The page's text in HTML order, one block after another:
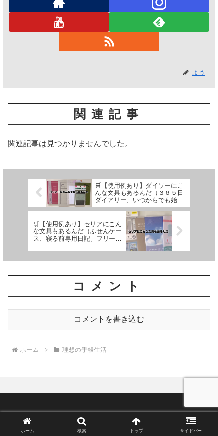
よう
関連記事
関連記事は見つかりませんでした。
🛒【使用例あり】ダイソーにこ
んな文具もあるんだ（３６５日
ダイアリー、いつからでも始め
られる手帳、タスク管理ノート
など）【文具沼に浸かるなんと
なく専業主婦の購入品紹介】
🛒【使用例あり】セリアにこん
な文具もあるんだ（ふせんケー
ス、寝る前専用日記、フリーバ
に浸かるなんとなく専業主婦の
購入品紹介】
コメント
コメントを書き込む
ホーム 理想の手帳生活
ホーム 検索 トップ サイドバー